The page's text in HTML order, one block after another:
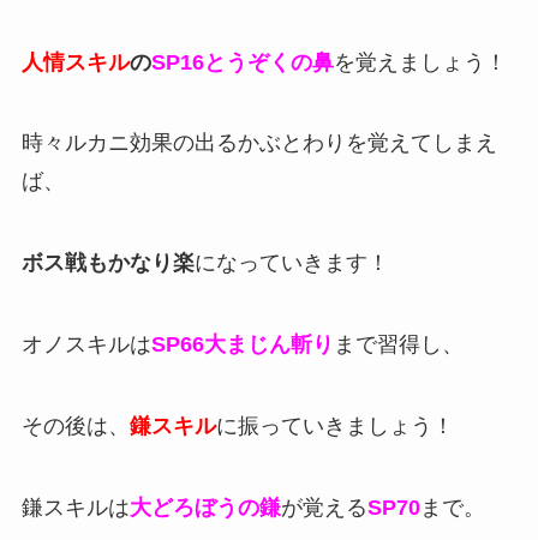
人情スキルのSP16とうぞくの鼻を覚えましょう！
時々ルカニ効果の出るかぶとわりを覚えてしまえ
ば、
ボス戦もかなり楽になっていきます！
オノスキルはSP66大まじん斬り まで習得し、
その後は、 鎌スキルに振っていきましょう！
鎌スキルは大どろぼうの鎌が覚えるSP70まで。